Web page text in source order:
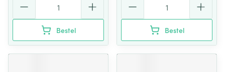
Bestel Bestel